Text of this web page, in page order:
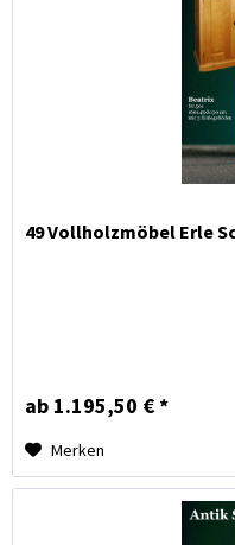
49 Vollholzmöbel Erle
ab 1.195,50 € *
Merken